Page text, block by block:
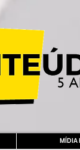
MÍDIA